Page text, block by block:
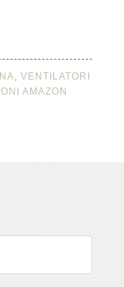
, VENTILATORI
AMAZON